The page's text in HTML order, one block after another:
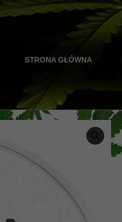
STRONA GŁÓWNA